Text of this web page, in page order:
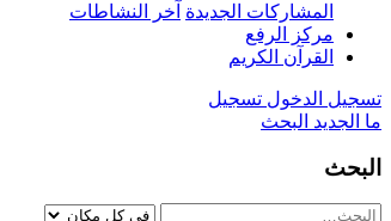
المشاركات الجديدة آخر النشاطات
مركز الرفع
القرآن الكريم
تسجيل الدخول تسجيل
ما الجديد البحث
البحث